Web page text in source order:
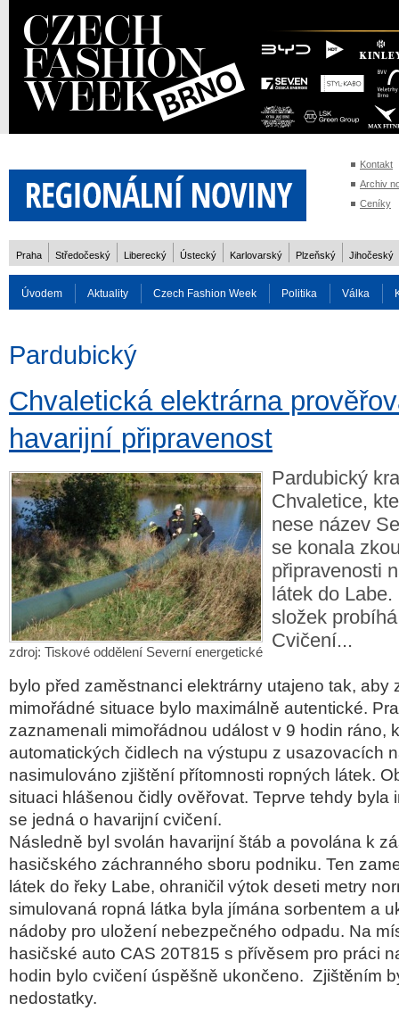
Kontakt
Archiv
Ceníky
Praha Středočeský Liberecký Ústecký Karlovarský Plzeňský Jihočeský
Úvodem Aktuality Czech Fashion Week Politika Válka
Pardubický
Chvaletická elektrárna
havarijní připravenost
zdroj: Tiskové oddělení Severní energetické
Pardubický
Chvaletice,
nese název
se konala
připravenosti
látek do
složek
Cvičení...
bylo před zaměstnanci elektrárny utajeno tak, aby
mimořádné situace bylo maximálně autentické.
zaznamenali mimořádnou událost v 9 hodin ráno,
automatických čidlech na výstupu z usazovacích
nasimulováno zjištění přítomnosti ropných látek.
situaci hlášenou čidly ověřovat. Teprve tehdy byla
se jedná o havarijní cvičení.
Následně byl svolán havarijní štáb a povolána k
hasičského záchranného sboru podniku. Ten
látek do řeky Labe, ohraničil výtok deseti metry
simulovaná ropná látka byla jímána sorbentem a
nádoby pro uložení nebezpečného odpadu. Na
hasičské auto CAS 20T815 s přívěsem pro práci
hodin bylo cvičení úspěšně ukončeno. Zjištěním
nedostatky.